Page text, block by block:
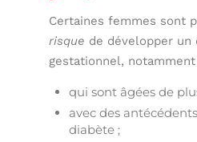
Certaines femmes sont
risque de développer un
gestationnel,
qui sont âgées de
avec des
diabète ;